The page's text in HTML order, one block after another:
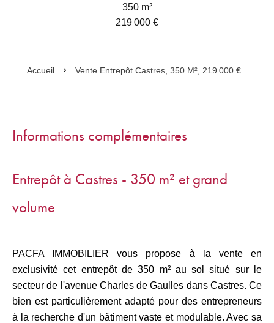
350 m²
219 000 €
Accueil Vente Entrepôt Castres, 350 M², 219 000 €
Informations complémentaires
Entrepôt à Castres - 350 m² et grand
volume
PACFA IMMOBILIER vous propose à la vente en
exclusivité cet entrepôt de 350 m² au sol situé sur le
secteur de l'avenue Charles de Gaulles dans Castres. Ce
bien est particulièrement adapté pour des entrepreneurs
à la recherche d'un bâtiment vaste et modulable. Avec sa